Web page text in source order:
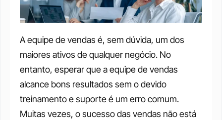
A equipe de vendas é, sem dúvida, um dos
maiores ativos de qualquer negócio. No
entanto, esperar que a equipe de vendas
alcance bons resultados sem o devido
treinamento e suporte é um erro comum.
Muitas vezes, o sucesso das vendas não está